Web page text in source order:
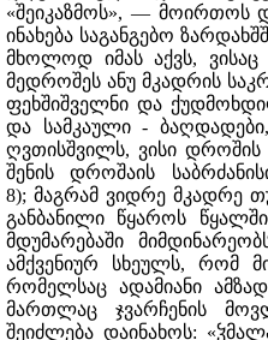
«შეიკაზმოს», — მოირთოს
ინახება საგანგებო
მხოლოდ იმას აქვს,
მედროშეს ანუ მკადრის
ფეხშიშველნი და
და სამკაული - ბაღდადები,
ღვთისშვილს, ვისი
შენის დროშაის
8); მაგრამ ვიდრე მკადრე
განბანილი წყაროს
მდუმარებაში
ამქვენიურ სხეულს, რომ
რომელსაც ადამიანი
მართლაც ჯვარჩენის
შეიძლება დაინახოს: